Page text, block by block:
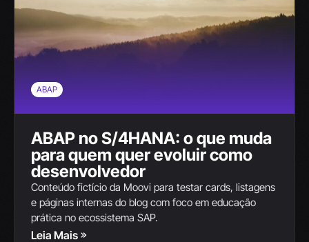
ABAP
ABAP no S/4HANA: o que muda
para quem quer evoluir como
desenvolvedor
Conteúdo fictício da Moovi para testar cards, listagens
e páginas internas do blog com foco em educação
prática no ecossistema SAP.
Leia Mais